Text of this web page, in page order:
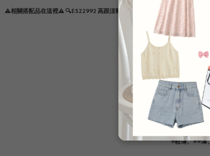
⚠️相關搭配品在這裡⚠️ 🔍ES22992 高跟涼鞋 / HS606792 牛仔喇叭褲 /
⭐️較薄、⭐️⭐️薄